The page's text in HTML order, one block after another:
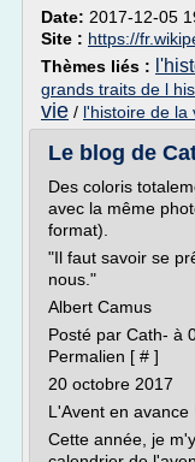
Date: 2017-12-05
Site : https://
Thèmes liés :
grands traits de l
vie / l'histoire de la
Le blog de
Des coloris
avec la même
format).
"Il faut savoir se
nous."
Albert Camus
Posté par Cath- à
Permalien [ # ]
20 octobre 2017
L'Avent en avance
Cette année, je